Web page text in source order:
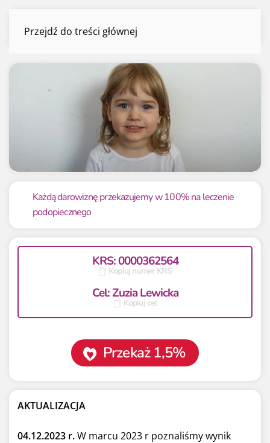
Przejdź do treści głównejZuzia Lewicka
Mamy już
7 471 zł
Potrzebujemy
20 000 zł
37.36%
Każdą darowiznę przekazujemy w 100% na leczenie
podopiecznego
KRS: 0000362564
Kopiuj numer KRS
Cel: Zuzia Lewicka
Kopiuj cel
Przekaż 1,5%
AKTUALIZACJA
04.12.2023 r.W marcu 2023 r poznaliśmy wynik